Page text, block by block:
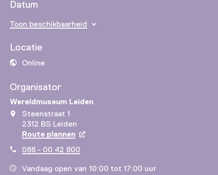
Datum
Toon beschikbaarheid
Locatie
Online
Organisator
Wereldmuseum Leiden
Steenstraat 1
2312 BS Leiden
Route plannen Opent in een nieuw tabblad
088 - 00 42 800
Vandaag open van 10:00 tot 17:00 uur